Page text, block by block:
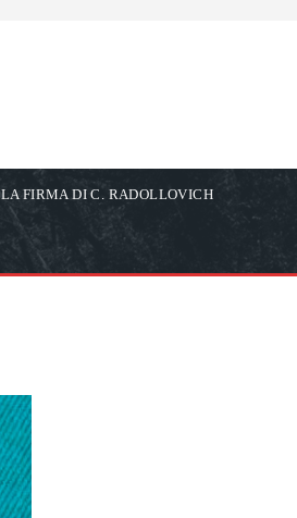
LA FIRMA DI C. RADOLLOVICH